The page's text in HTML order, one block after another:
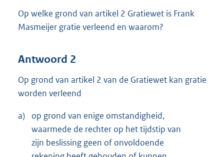
Op welke grond van artikel 2 Gratiewet is Frank
Masmeijer gratie verleend en waarom?
Antwoord 2
Op grond van artikel 2 van de Gratiewet kan gratie
worden verleend
a)
op grond van enige omstandigheid,
waarmede de rechter op het tijdstip van
zijn beslissing geen of onvoldoende